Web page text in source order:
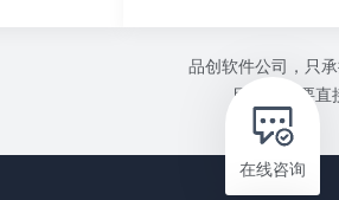
在线咨询
品创软件公司，只
目或者需要